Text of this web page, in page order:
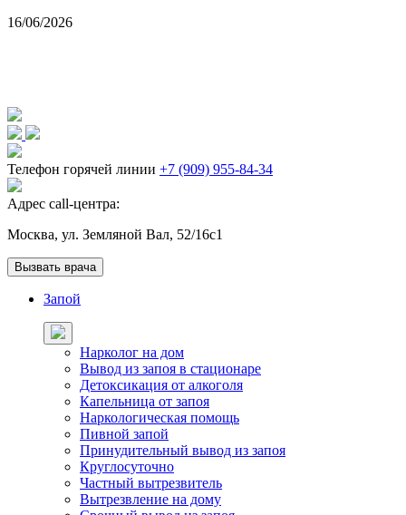
16/06/2026
Телефон горячей линии +7 (909) 955-84-34
Адрес call-центра:
Москва, ул. Земляной Вал, 52/16с1
Вызвать врача
Запой
Нарколог на дом
Вывод из запоя в стационаре
Детоксикация от алкоголя
Капельница от запоя
Наркологическая помощь
Пивной запой
Принудительный вывод из запоя
Круглосуточно
Частный вытрезвитель
Вытрезвление на дому